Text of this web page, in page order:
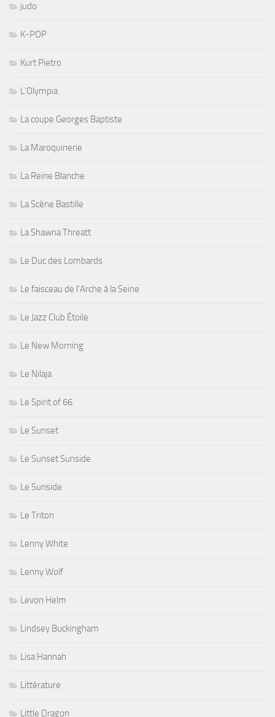
judo
K-POP
Kurt Pietro
L'Olympia
La coupe Georges Baptiste
La Maroquinerie
La Reine Blanche
La Scène Bastille
La Shawna Threatt
Le Duc des Lombards
Le faisceau de l'Arche à la Seine
Le Jazz Club Étoile
Le New Morning
Le Nilaja
Le Spirit of 66
Le Sunset
Le Sunset Sunside
Le Sunside
Le Triton
Lenny White
Lenny Wolf
Levon Helm
Lindsey Buckingham
Lisa Hannah
Littérature
Little Dragon